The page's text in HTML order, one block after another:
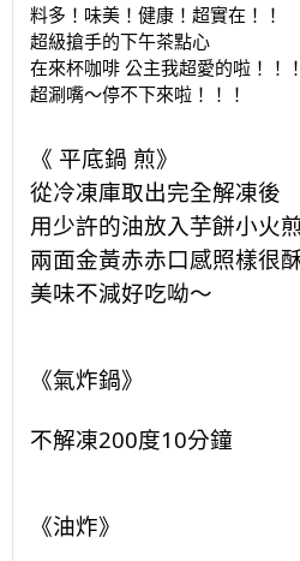
料多！味美！健康！超實在！！
超級搶手的下午茶點心
在來杯咖啡 公主我超愛的啦！！！
超涮嘴～停不下來啦！！！
《 平底鍋 煎》
從冷凍庫取出完全解凍後
用少許的油放入芋餅小火
兩面金黃赤赤口感照樣很
美味不減好吃呦～
《氣炸鍋》
不解凍200度10分鐘
《油炸》